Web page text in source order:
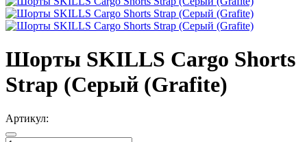
Шорты SKILLS Cargo Shorts
Strap (Серый (Grafite)
Артикул: